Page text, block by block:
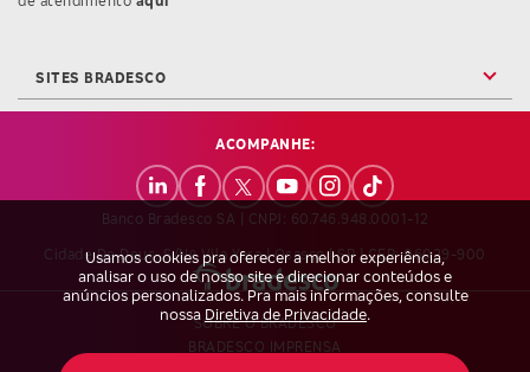
Usamos cookies pra oferecer a melhor experiência,
analisar o uso de nosso site e direcionar conteúdos e
anúncios personalizados. Pra mais informações, consulte
nossa Diretiva de Privacidade.
SITES BRADESCO
ACOMPANHE:
Banco Bradesco SA | CNPJ: 60.746.948.0001-12
Cidade De Deus, S/nº Vila Yara | Osasco | SP | CEP: 06029-900
SOBRE O BRADESCO
BRADESCO IMPRENSA